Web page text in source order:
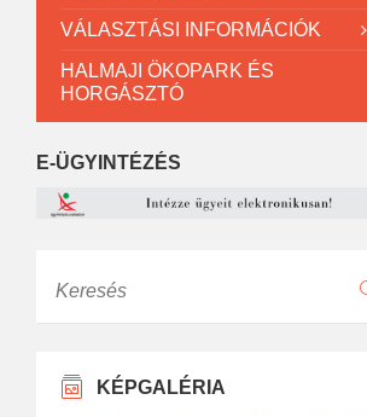
VÁLASZTÁSI INFORMÁCIÓK
HALMAJI ÖKOPARK ÉS
HORGÁSZTÓ
E-ÜGYINTÉZÉS
KÉPGALÉRIA